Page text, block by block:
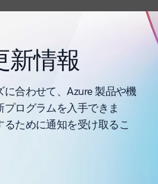
新情報
合わせて、Azure 製品や機
ログラムを入手できま
ために通知を受け取るこ